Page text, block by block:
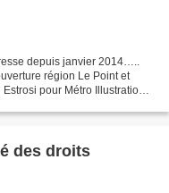
depuis janvier 2014…..
région Le Point et
pour Métro Illustration
des droits